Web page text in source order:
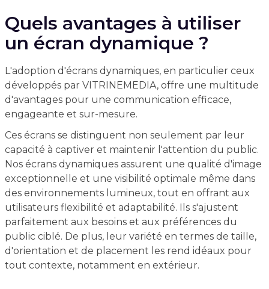
Quels avantages à utiliser
un écran dynamique ?
L'adoption d'écrans dynamiques, en particulier ceux
développés par VITRINEMEDIA, offre une multitude
d'avantages pour une communication efficace,
engageante et sur-mesure.
Ces écrans se distinguent non seulement par leur
capacité à captiver et maintenir l'attention du public.
Nos écrans dynamiques assurent une qualité d'image
exceptionnelle et une visibilité optimale même dans
des environnements lumineux, tout en offrant aux
utilisateurs flexibilité et adaptabilité. Ils s'ajustent
parfaitement aux besoins et aux préférences du
public ciblé. De plus, leur variété en termes de taille,
d'orientation et de placement les rend idéaux pour
tout contexte, notamment en extérieur.